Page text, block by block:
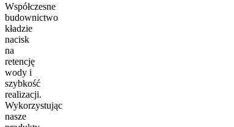
Współczesne
budownictwo
kładzie
nacisk
na
retencję
wody i
szybkość
realizacji.
Wykorzystując
nasze